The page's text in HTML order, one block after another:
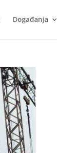
Događanja